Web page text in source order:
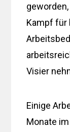
Kampf für
Visier
Einige
Monate